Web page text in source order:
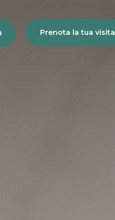
Prenota la tua visita